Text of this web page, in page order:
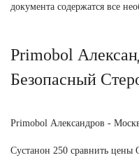
документа содержатся все
Primobol
Безопасный
Primobol Александров -
Сустанон 250 сравнить цены